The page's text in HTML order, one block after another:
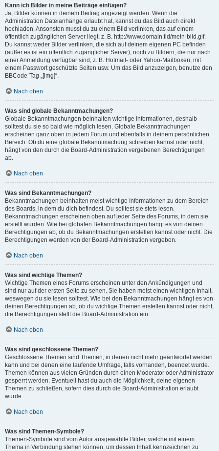
Kann ich Bilder in meine Beiträge einfügen?
Ja, Bilder können in deinem Beitrag angezeigt werden. Wenn die
Administration Dateianhänge erlaubt hat, kannst du das Bild auch direkt
hochladen. Ansonsten musst du zu einem Bild verlinken, das auf einem
öffentlich zugänglichen Server liegt, z. B. http://www.domain.tld/mein-bild.gif.
Du kannst weder Bilder verlinken, die sich auf deinem eigenen PC befinden
(außer es ist ein öffentlich zugänglicher Server), noch zu Bildern, die nur nach
einer Anmeldung verfügbar sind, z. B. Hotmail- oder Yahoo-Mailboxen, mit
einem Passwort geschützte Seiten usw. Um das Bild anzuzeigen, benutze den
BBCode-Tag „[img]“.
Nach oben
Was sind globale Bekanntmachungen?
Globale Bekanntmachungen beinhalten wichtige Informationen, deshalb
solltest du sie so bald wie möglich lesen. Globale Bekanntmachungen
erscheinen ganz oben in jedem Forum und ebenfalls in deinem persönlichen
Bereich. Ob du eine globale Bekanntmachung schreiben kannst oder nicht,
hängt von den durch die Board-Administration vergebenen Berechtigungen
ab.
Nach oben
Was sind Bekanntmachungen?
Bekanntmachungen beinhalten meist wichtige Informationen zu dem Bereich
des Boards, in dem du dich befindest. Du solltest sie stets lesen.
Bekanntmachungen erscheinen oben auf jeder Seite des Forums, in dem sie
erstellt wurden. Wie bei globalen Bekanntmachungen hängt es von deinen
Berechtigungen ab, ob du Bekanntmachungen erstellen kannst oder nicht. Die
Berechtigungen werden von der Board-Administration vergeben.
Nach oben
Was sind wichtige Themen?
Wichtige Themen eines Forums erscheinen unter den Ankündigungen und
sind nur auf der ersten Seite zu sehen. Sie haben meist einen wichtigen Inhalt,
weswegen du sie lesen solltest. Wie bei den Bekanntmachungen hängt es von
deinen Berechtigungen ab, ob du wichtige Themen erstellen kannst oder nicht;
die Berechtigungen stellt die Board-Administration ein.
Nach oben
Was sind geschlossene Themen?
Geschlossene Themen sind Themen, in denen nicht mehr geantwortet werden
kann und bei denen eine laufende Umfrage, falls vorhanden, beendet wurde.
Themen können aus vielen Gründen durch einen Moderator oder Administrator
gesperrt werden. Eventuell hast du auch die Möglichkeit, deine eigenen
Themen zu schließen, sofern dies durch die Board-Administration erlaubt
wurde.
Nach oben
Was sind Themen-Symbole?
Themen-Symbole sind vom Autor ausgewählte Bilder, welche mit einem
Thema in Verbindung stehen können, um dessen Inhalt kennzeichnen zu